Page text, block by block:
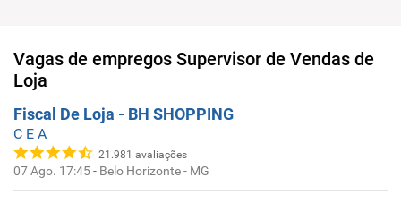
Vagas de empregos Supervisor de Vendas de
Loja
Fiscal De Loja - BH SHOPPING
C E A
21.981 avaliações
07 Ago. 17:45- Belo Horizonte - MG